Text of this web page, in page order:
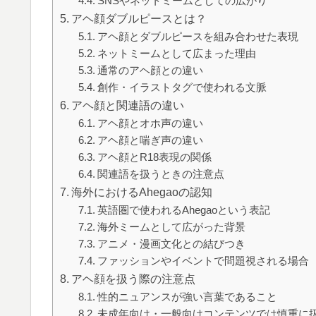
アヘ顔ダブルピースとは？
アヘ顔とダブルピースを組み合わせた表現
ネットミームとして広まった理由
通常のアヘ顔との違い
創作・イラストタグで使われる文脈
アヘ顔と関連語の違い
アヘ顔とオホ声の違い
アヘ顔と喘ぎ声の違い
アヘ顔とR18表現の関係
関連語を扱うときの注意点
海外におけるAhegaoの認知
英語圏で使われるAhegaoという表記
海外ミームとして広がった背景
アニメ・漫画文化との結びつき
ファッションやイベントで問題視される場合
アヘ顔を扱う際の注意点
性的ニュアンスが強い言葉であること